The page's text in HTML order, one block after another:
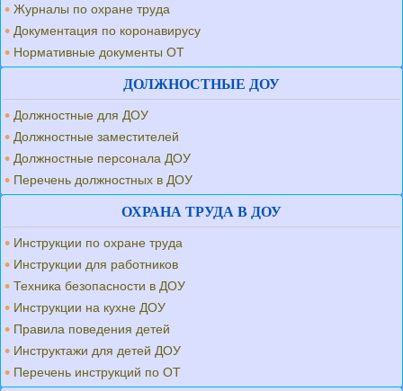
Журналы по охране труда
Документация по коронавирусу
Нормативные документы ОТ
ДОЛЖНОСТНЫЕ ДОУ
Должностные для ДОУ
Должностные заместителей
Должностные персонала ДОУ
Перечень должностных в ДОУ
ОХРАНА ТРУДА В ДОУ
Инструкции по охране труда
Инструкции для работников
Техника безопасности в ДОУ
Инструкции на кухне ДОУ
Правила поведения детей
Инструктажи для детей ДОУ
Перечень инструкций по ОТ